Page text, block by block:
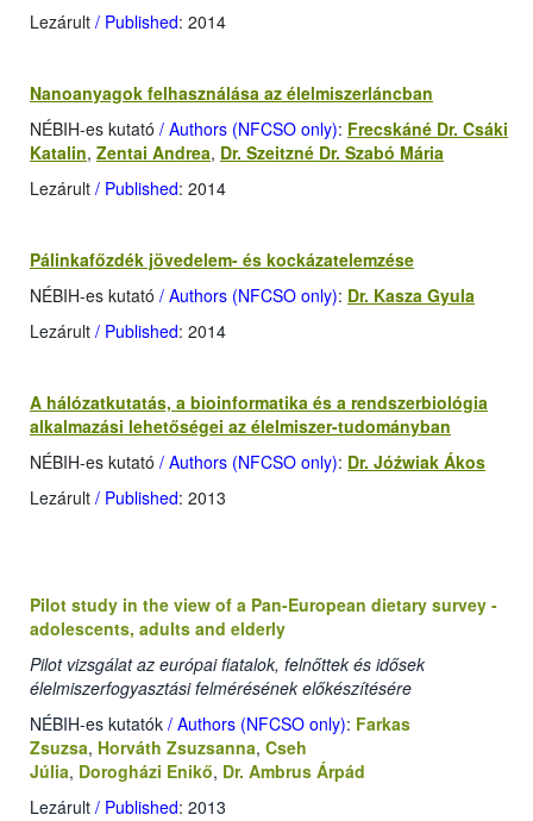
Lezárult / Published: 2014
Nanoanyagok felhasználása az élelmiszerláncban
NÉBIH-es kutató / Authors (NFCSO only): Frecskáné Dr. Csáki
Katalin, Zentai Andrea, Dr. Szeitzné Dr. Szabó Mária
Lezárult / Published: 2014
Pálinkafőzdék jövedelem- és kockázatelemzése
NÉBIH-es kutató / Authors (NFCSO only): Dr. Kasza Gyula
Lezárult / Published: 2014
A hálózatkutatás, a bioinformatika és a rendszerbiológia
alkalmazási lehetőségei az élelmiszer-tudományban
NÉBIH-es kutató / Authors (NFCSO only): Dr. Jóźwiak Ákos
Lezárult / Published: 2013
Pilot study in the view of a Pan-European dietary survey -
adolescents, adults and elderly
Pilot vizsgálat az európai fiatalok, felnőttek és idősek
élelmiszerfogyasztási felmérésének előkészítésére
NÉBIH-es kutatók / Authors (NFCSO only): Farkas
Zsuzsa, Horváth Zsuzsanna, Cseh
Júlia, Dorogházi Enikő, Dr. Ambrus Árpád
Lezárult / Published: 2013